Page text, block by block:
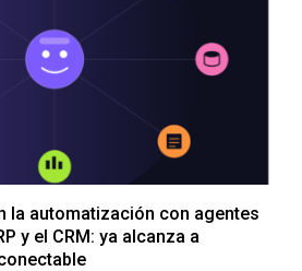
la automatización con agentes
y el CRM: ya alcanza a